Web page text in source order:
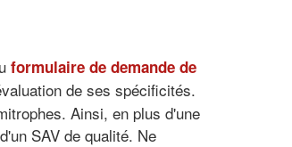
formulaire de demande de
de ses spécificités.
Ainsi, en plus d'une
SAV de qualité. Ne